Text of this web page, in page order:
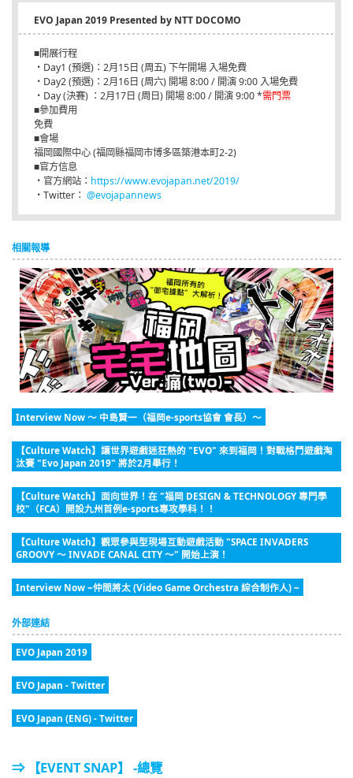
EVO Japan 2019 Presented by NTT DOCOMO
■開展行程
・Day1 (預選)：2月15日 (周五) 下午開場 入場免費
・Day2 (預選)：2月16日 (周六) 開場 8:00 / 開演 9:00 入場免費
・Day (決賽) ：2月17日 (周日) 開場 8:00 / 開演 9:00 *需門票
■參加費用
免費
■會場
福岡國際中心 (福岡縣福岡市博多區築港本町2-2)
■官方信息
・官方網站： https://www.evojapan.net/2019/
・Twitter： @evojapannews
相關報導
Interview Now ～ 中島賢一（福岡e-sports協會 會長）～
【Culture Watch】讓世界遊戲迷狂熱的 "EVO" 來到福岡！對戰格鬥遊戲淘
汰賽 "Evo Japan 2019" 將於2月舉行！
【Culture Watch】面向世界！在 "福岡 DESIGN & TECHNOLOGY 專門學
校"（FCA）開設九州首例e-sports專攻學科！！
【Culture Watch】觀眾參與型現場互動遊戲活動 "SPACE INVADERS
GROOVY ～ INVADE CANAL CITY ～" 開始上演！
Interview Now ~仲間將太 (Video Game Orchestra 綜合制作人) ~
外部連結
EVO Japan 2019
EVO Japan - Twitter
EVO Japan (ENG) - Twitter
⇒ 【EVENT SNAP】 -總覽